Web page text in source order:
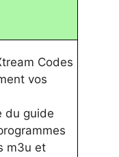
Codes
vos
du guide
m3u et